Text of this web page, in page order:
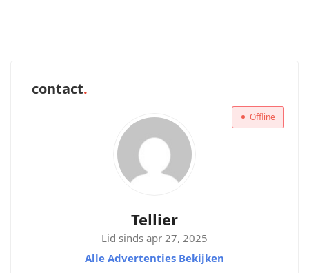
contact
Offline
Tellier
Lid sinds apr 27, 2025
Alle Advertenties Bekijken